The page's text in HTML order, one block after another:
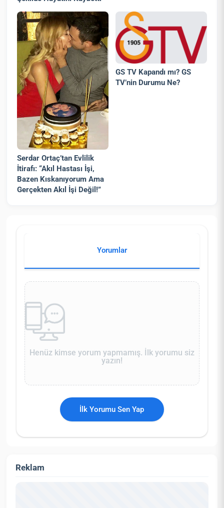
Serdar Ortaç’tan Evlilik
İtirafı: “Akıl Hastası İşi,
Bazen Kıskanıyorum Ama
Gerçekten Akıl İşi Değil!”
GS TV Kapandı mı? GS
TV’nin Durumu Ne?
Yorumlar
Henüz kimse yorum yapmamış. İlk yorumu siz
yazın!
İlk Yorumu Sen Yap
Reklam